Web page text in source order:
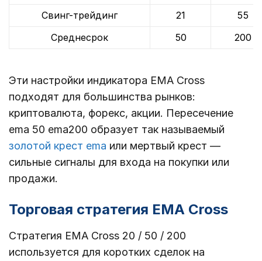
Свинг-трейдинг
21
55
Среднесрок
50 200
Эти настройки индикатора EMA Cross
подходят для большинства рынков:
криптовалюта, форекс, акции. Пересечение
ema 50 ema200 образует так называемый
золотой крест ema или мертвый крест —
сильные сигналы для входа на покупки или
продажи.
Торговая стратегия EMA Cross
Стратегия EMA Cross 20 / 50 / 200
используется для коротких сделок на